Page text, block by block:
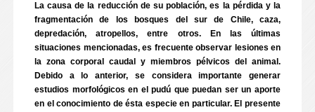
La causa de la reducción de su población, es la pérdida y la
fragmentación de los bosques del sur de Chile, caza,
depredación, atropellos, entre otros. En las últimas
situaciones mencionadas, es frecuente observar lesiones en
la zona corporal caudal y miembros pélvicos del animal.
Debido a lo anterior, se considera importante generar
estudios morfológicos en el pudú que puedan ser un aporte
en el conocimiento de ésta especie en particular. El presente